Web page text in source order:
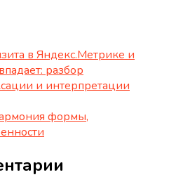
в Яндекс.Метрике и
разбор
и интерпретации
формы,